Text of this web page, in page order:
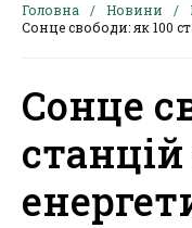
Головна Новини
Сонце свободи: як 100
Сонце